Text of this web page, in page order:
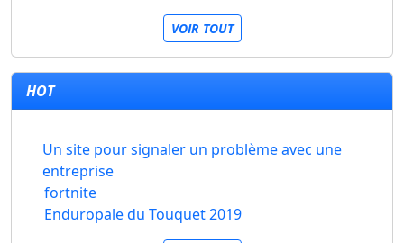
VOIR TOUT
HOT
Un site pour signaler un problème avec une
entreprise
fortnite
Enduropale du Touquet 2019